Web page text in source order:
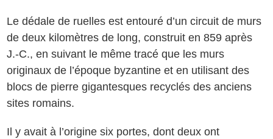
Le dédale de ruelles est entouré d’un circuit de murs
de deux kilomètres de long, construit en 859 après
J.-C., en suivant le même tracé que les murs
originaux de l’époque byzantine et en utilisant des
blocs de pierre gigantesques recyclés des anciens
sites romains.
Il y avait à l’origine six portes, dont deux ont